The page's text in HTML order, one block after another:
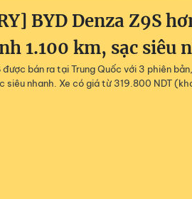
BYD Denza Z9S
1.100 km, sạc siêu
được bán ra tại Trung Quốc với 3 phiên
siêu nhanh. Xe có giá từ 319.800 NDT